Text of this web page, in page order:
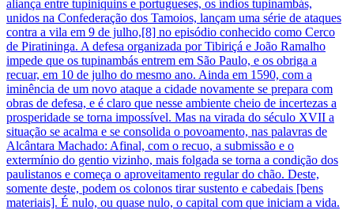
aliança entre tupiniquins e portugueses, os índios tupinambás,
unidos na Confederação dos Tamoios, lançam uma série de ataques
contra a vila em 9 de julho,[8] no episódio conhecido como Cerco
de Piratininga. A defesa organizada por Tibiriçá e João Ramalho
impede que os tupinambás entrem em São Paulo, e os obriga a
recuar, em 10 de julho do mesmo ano. Ainda em 1590, com a
iminência de um novo ataque a cidade novamente se prepara com
obras de defesa, e é claro que nesse ambiente cheio de incertezas a
prosperidade se torna impossível. Mas na virada do século XVII a
situação se acalma e se consolida o povoamento, nas palavras de
Alcântara Machado: Afinal, com o recuo, a submissão e o
extermínio do gentio vizinho, mais folgada se torna a condição dos
paulistanos e começa o aproveitamento regular do chão. Deste,
somente deste, podem os colonos tirar sustento e cabedais [bens
materiais]. É nulo, ou quase nulo, o capital com que iniciam a vida.